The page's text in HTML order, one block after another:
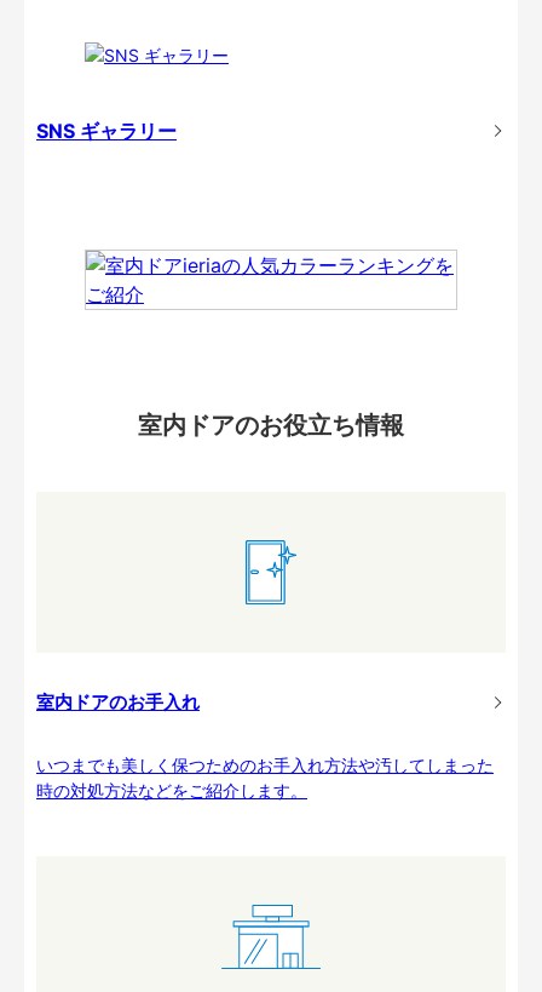
SNS ギャラリー
室内ドアのお役立ち情報
室内ドアのお手入れ
いつまでも美しく保つためのお手入れ方法や汚してしまった
時の対処方法などをご紹介します。